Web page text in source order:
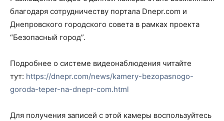
благодаря сотрудничеству портала Dnepr.com и
Днепровского городского совета в рамках проекта
“Безопасный город”.
Подробнее о системе видеонаблюдения читайте
тут: https://dnepr.com/news/kamery-bezopasnogo-
goroda-teper-na-dnepr-com.html
Для получения записей с этой камеры воспользуйтесь